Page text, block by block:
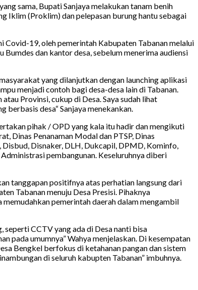
sama, Bupati Sanjaya melakukan tanam benih
Iklim (Proklim) dan pelepasan burung hantu sebagai
Covid-19, oleh pemerintah Kabupaten Tabanan melalui
dan kantor desa, sebelum menerima audiensi
yang dilanjutkan dengan launching aplikasi
menjadi contoh bagi desa-desa lain di Tabanan.
Provinsi, cukup di Desa. Saya sudah lihat
desa“ Sanjaya menekankan.
pihak / OPD yang kala itu hadir dan mengikuti
Dinas Penanaman Modal dan PTSP, Dinas
Disbud, Disnaker, DLH, Dukcapil, DPMD, Kominfo,
pembangunan. Keseluruhnya diberi
tanggapan positifnya atas perhatian langsung dari
Tabanan menuju Desa Presisi. Pihaknya
pemerintah daerah dalam mengambil
CCTV yang ada di Desa nanti bisa
pada umumnya” Wahya menjelaskan. Di kesempatan
Bengkel berfokus di ketahanan pangan dan sistem
di seluruh kabupten Tabanan” imbuhnya.